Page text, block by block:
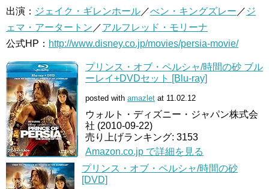
出演： ジェイク・ギレンホール／べン・キングズレー ／ ジ
ェマ・アータートン ／アルフレッド・モリーナ
公式HP： http://www.disney.co.jp/movies/persia-movie/
プリンス・オブ・ペルシャ/時間の砂 ブル
ーレイ+DVDセット [Blu-ray]
posted with amazlet at 11.02.12
ウォルト・ディズニー・ジャパン株式会
社 (2010-09-22)
売り上げランキング: 3153
Amazon.co.jp で詳細を見る
プリンス・オブ・ペルシャ/時間の砂
[DVD]